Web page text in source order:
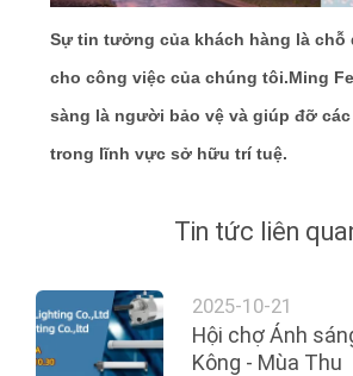
Sự tin tưởng của khách hàng là chỗ
cho công việc của chúng tôi.Ming
sàng là người bảo vệ và giúp đỡ
trong lĩnh vực sở hữu trí tuệ.
Tin tức liên
2025-10-21
Hội chợ Ánh
Kông - Mùa Thu